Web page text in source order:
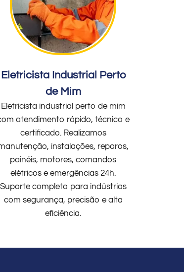
Eletricista Industrial Perto
de Mim
Eletricista industrial perto de mim
atendimento rápido, técnico e
certificado. Realizamos
instalações, reparos,
painéis, motores, comandos
elétricos e emergências 24h.
Suporte completo para indústrias
com segurança, precisão e alta
eficiência.